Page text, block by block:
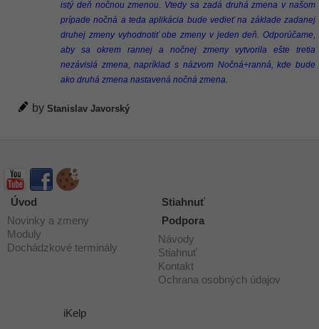
istý deň nočnou zmenou. Vtedy sa zadá druhá zmena v našom
prípade nočná a teda aplikácia bude vedieť na základe zadanej
druhej zmeny vyhodnotiť obe zmeny v jeden deň. Odporúčame,
aby sa okrem rannej a nočnej zmeny vytvorila ešte tretia
nezávislá zmena, napríklad s názvom Nočná+ranná, kde bude
ako druhá zmena nastavená nočná zmena.
by Stanislav Javorský
Úvod
Novinky a zmeny
Moduly
Dochádzkové terminály
Stiahnuť
Podpora
Návody
Stiahnuť
Kontakt
Ochrana osobných údajov
iKelp